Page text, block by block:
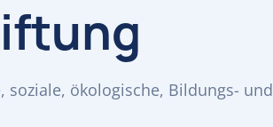
ökologische, Bildungs- und